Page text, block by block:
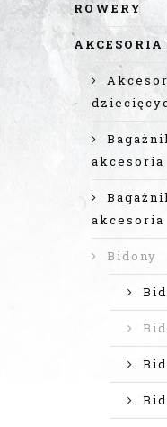
ROWERY
AKCESORIA
akcesoria
akcesoria
Bidony